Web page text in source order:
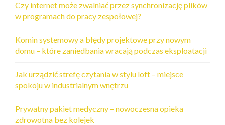
Czy internet może zwalniać przez synchronizację plików
w programach do pracy zespołowej?
Komin systemowy a błędy projektowe przy nowym
domu – które zaniedbania wracają podczas eksploatacji
Jak urządzić strefę czytania w stylu loft – miejsce
spokoju w industrialnym wnętrzu
Prywatny pakiet medyczny – nowoczesna opieka
zdrowotna bez kolejek